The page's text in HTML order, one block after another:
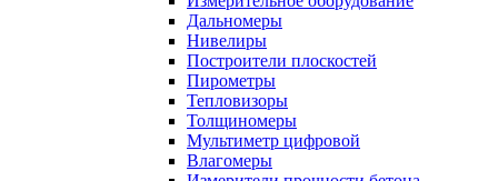
Дальномеры
Нивелиры
Построители плоскостей
Пирометры
Тепловизоры
Толщиномеры
Мультиметр цифровой
Влагомеры